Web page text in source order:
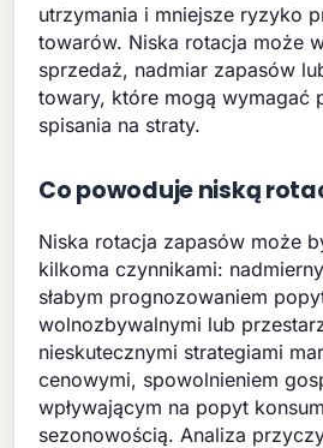
utrzymania i mniejsze ryzyko
towarów. Niska rotacja może
sprzedaż, nadmiar zapasów
towary, które mogą wymagać
spisania na straty.
Co powoduje niską
Niska rotacja zapasów może
kilkoma czynnikami:
słabym prognozowaniem
wolnozbywalnymi lub
nieskutecznymi strategiami
cenowymi, spowolnieniem
wpływającym na popyt
sezonowością. Analiza